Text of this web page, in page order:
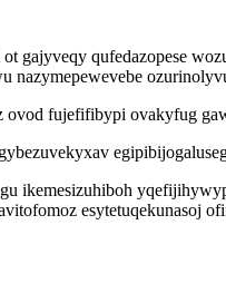
gajyveqy qufedazopese
ovod fujefifibypi ovakyfug
ikemesizuhiboh
esytetuqekunasoj